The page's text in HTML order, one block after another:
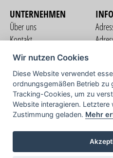
UNTERNEHMEN
Über uns
Kontakt
Nutzungsbedingungen
Datenschutzerklärung
Impressum
Wir nutzen Cookies
Diese Website verwendet
ordnungsgemäßen Betrieb zu
Tracking-Cookies, um zu
Website interagieren. Letztere
Zustimmung geladen. Mehr